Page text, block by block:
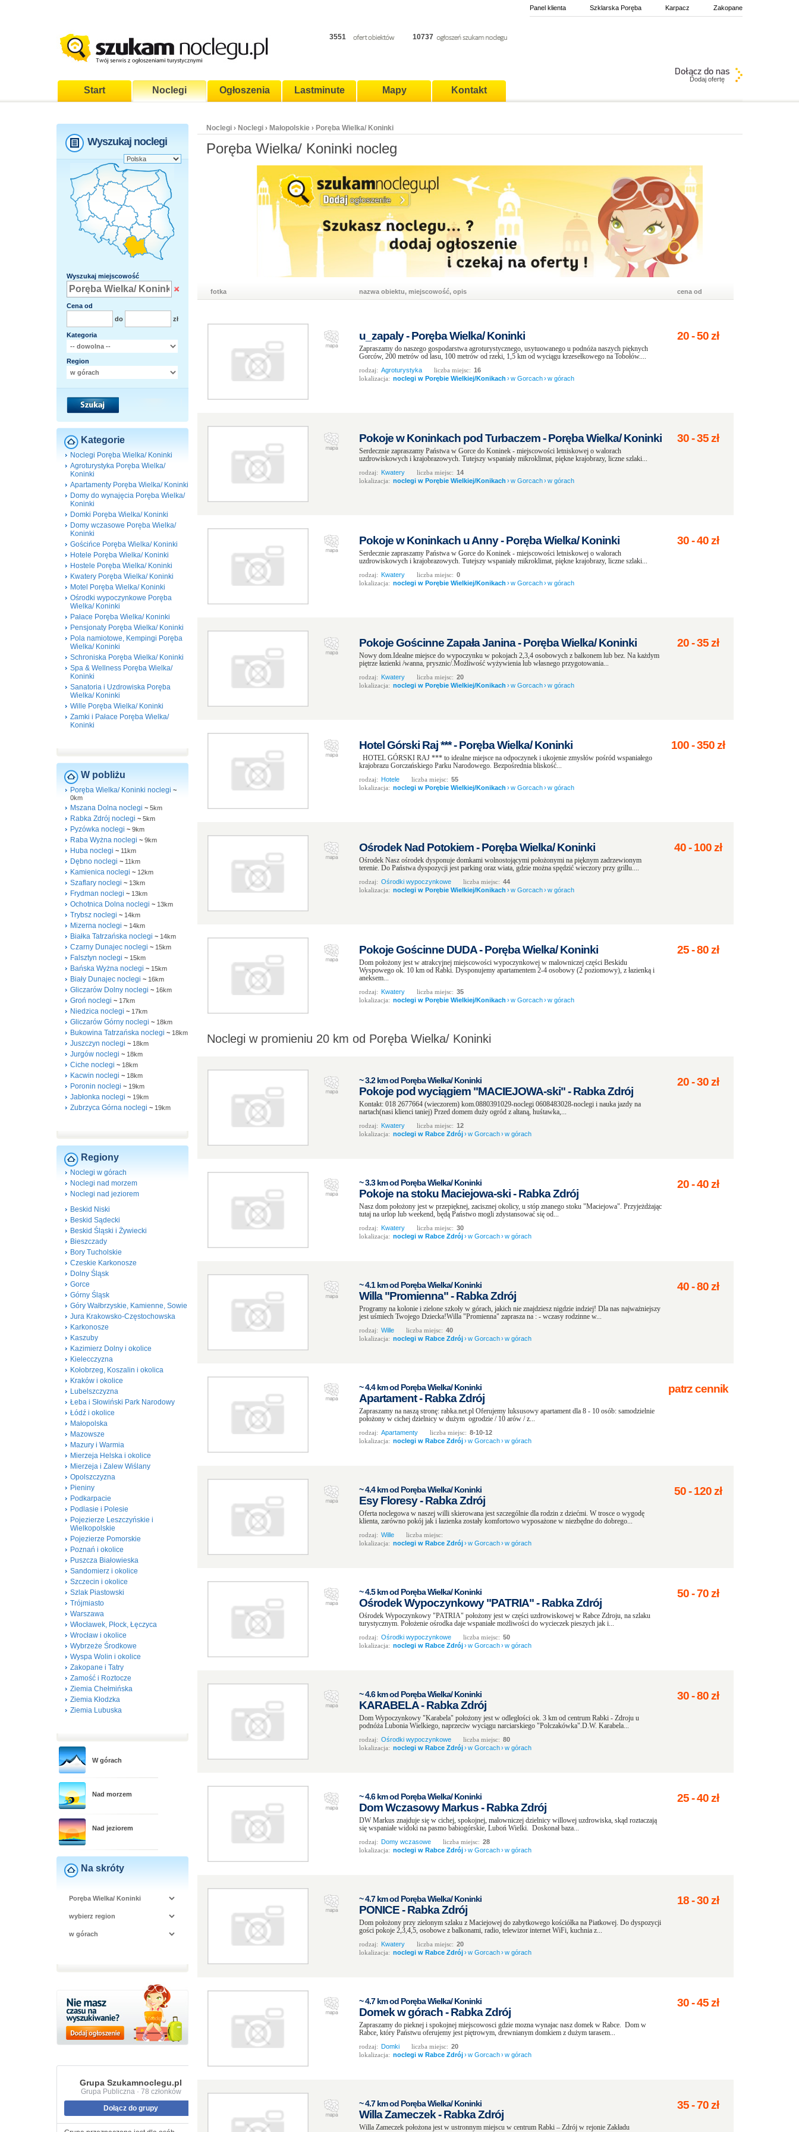
Panel klienta Szklarska Poręba Karpacz Zakopane
3551 10737
Start Noclegi Ogłoszenia Lastminute Mapy Kontakt
Dodaj ofertę
Wyszukaj noclegi
Wyszukaj miejscowość
Cena od
do
zł
Kategoria
Region
Kategorie
Noclegi Poręba Wielka/ Koninki
Agroturystyka Poręba Wielka/
Koninki
Apartamenty Poręba Wielka/ Koninki
Domy do wynajęcia Poręba Wielka/
Koninki
Domki Poręba Wielka/ Koninki
Domy wczasowe Poręba Wielka/
Koninki
Gościńce Poręba Wielka/ Koninki
Hotele Poręba Wielka/ Koninki
Hostele Poręba Wielka/ Koninki
Kwatery Poręba Wielka/ Koninki
Motel Poręba Wielka/ Koninki
Ośrodki wypoczynkowe Poręba
Wielka/ Koninki
Pałace Poręba Wielka/ Koninki
Pensjonaty Poręba Wielka/ Koninki
Pola namiotowe, Kempingi Poręba
Wielka/ Koninki
Schroniska Poręba Wielka/ Koninki
Spa & Wellness Poręba Wielka/
Koninki
Sanatoria i Uzdrowiska Poręba
Wielka/ Koninki
Wille Poręba Wielka/ Koninki
Zamki i Pałace Poręba Wielka/
Koninki
W pobliżu
Poręba Wielka/ Koninki noclegi ~
0km
Mszana Dolna noclegi ~ 5km
Rabka Zdrój noclegi ~ 5km
Pyzówka noclegi ~ 9km
Raba Wyżna noclegi ~ 9km
Huba noclegi ~ 11km
Dębno noclegi ~ 11km
Kamienica noclegi ~ 12km
Szaflary noclegi ~ 13km
Frydman noclegi ~ 13km
Ochotnica Dolna noclegi ~ 13km
Trybsz noclegi ~ 14km
Mizerna noclegi ~ 14km
Białka Tatrzańska noclegi ~ 14km
Czarny Dunajec noclegi ~ 15km
Falsztyn noclegi ~ 15km
Bańska Wyżna noclegi ~ 15km
Biały Dunajec noclegi ~ 16km
Gliczarów Dolny noclegi ~ 16km
Groń noclegi ~ 17km
Niedzica noclegi ~ 17km
Gliczarów Górny noclegi ~ 18km
Bukowina Tatrzańska noclegi ~ 18km
Juszczyn noclegi ~ 18km
Jurgów noclegi ~ 18km
Ciche noclegi ~ 18km
Kacwin noclegi ~ 18km
Poronin noclegi ~ 19km
Jabłonka noclegi ~ 19km
Zubrzyca Górna noclegi ~ 19km
Regiony
Noclegi w górach
Noclegi nad morzem
Noclegi nad jeziorem
Beskid Niski
Beskid Sądecki
Beskid Śląski i Żywiecki
Bieszczady
Bory Tucholskie
Czeskie Karkonosze
Dolny Śląsk
Gorce
Górny Śląsk
Góry Wałbrzyskie, Kamienne, Sowie
Jura Krakowsko-Częstochowska
Karkonosze
Kaszuby
Kazimierz Dolny i okolice
Kielecczyzna
Kołobrzeg, Koszalin i okolica
Kraków i okolice
Lubelszczyzna
Łeba i Słowiński Park Narodowy
Łódź i okolice
Małopolska
Mazowsze
Mazury i Warmia
Mierzeja Helska i okolice
Mierzeja i Zalew Wiślany
Opolszczyzna
Pieniny
Podkarpacie
Podlasie i Polesie
Pojezierze Leszczyńskie i
Wielkopolskie
Pojezierze Pomorskie
Poznań i okolice
Puszcza Białowieska
Sandomierz i okolice
Szczecin i okolice
Szlak Piastowski
Trójmiasto
Warszawa
Włocławek, Płock, Łęczyca
Wrocław i okolice
Wybrzeże Środkowe
Wyspa Wolin i okolice
Zakopane i Tatry
Zamość i Roztocze
Ziemia Chełmińska
Ziemia Kłodzka
Ziemia Lubuska
W górach
Nad morzem
Nad jeziorem
Na skróty
Grupa Szukamnoclegu.pl
Grupa Publiczna · 78 członków
Dołącz do grupy
Noclegi › Noclegi › Małopolskie › Poręba Wielka/ Koninki
Poręba Wielka/ Koninki nocleg
fotka nazwa obiektu, miejscowość, opis cena od
u_zapaly - Poręba Wielka/ Koninki
Zapraszamy do naszego gospodarstwa agroturystycznego, usytuowanego u podnóża naszych pięknych
Gorców, 200 metrów od lasu, 100 metrów od rzeki, 1,5 km od wyciągu krzesełkowego na Tobołów....
rodzaj: Agroturystyka liczba miejsc: 16
lokalizacja: noclegi w Porębie Wielkiej/Konikach ›w Gorcach›w górach
20-50zł
Pokoje w Koninkach pod Turbaczem - Poręba Wielka/ Koninki
Serdecznie zapraszamy Państwa w Gorce do Koninek - miejscowości letniskowej o walorach
uzdrowiskowych i krajobrazowych. Tutejszy wspaniały mikroklimat, piękne krajobrazy, liczne szlaki...
rodzaj: Kwatery liczba miejsc: 14
lokalizacja: noclegi w Porębie Wielkiej/Konikach ›w Gorcach›w górach
30-35zł
Pokoje w Koninkach u Anny - Poręba Wielka/ Koninki
Serdecznie zapraszamy Państwa w Gorce do Koninek - miejscowości letniskowej o walorach
uzdrowiskowych i krajobrazowych. Tutejszy wspaniały mikroklimat, piękne krajobrazy, liczne szlaki...
rodzaj: Kwatery liczba miejsc: 0
lokalizacja: noclegi w Porębie Wielkiej/Konikach ›w Gorcach›w górach
30-40zł
Pokoje Gościnne Zapała Janina - Poręba Wielka/ Koninki
Nowy dom.Idealne miejsce do wypoczynku w pokojach 2,3,4 osobowych z balkonem lub bez. Na każdym
piętrze łazienki /wanna, prysznic/.Możliwość wyżywienia lub własnego przygotowania...
rodzaj: Kwatery liczba miejsc: 20
lokalizacja: noclegi w Porębie Wielkiej/Konikach ›w Gorcach›w górach
20-35zł
Hotel Górski Raj *** - Poręba Wielka/ Koninki
HOTEL GÓRSKI RAJ *** to idealne miejsce na odpoczynek i ukojenie zmysłów pośród wspaniałego
krajobrazu Gorczańskiego Parku Narodowego. Bezpośrednia bliskość...
rodzaj: Hotele liczba miejsc: 55
lokalizacja: noclegi w Porębie Wielkiej/Konikach ›w Gorcach›w górach
100-350zł
Ośrodek Nad Potokiem - Poręba Wielka/ Koninki
Ośrodek Nasz ośrodek dysponuje domkami wolnostojącymi położonymi na pięknym zadrzewionym
terenie. Do Państwa dyspozycji jest parking oraz wiata, gdzie można spędzić wieczory przy grillu....
rodzaj: Ośrodki wypoczynkowe liczba miejsc: 44
lokalizacja: noclegi w Porębie Wielkiej/Konikach ›w Gorcach›w górach
40-100zł
Pokoje Gościnne DUDA - Poręba Wielka/ Koninki
Dom położony jest w atrakcyjnej miejscowości wypoczynkowej w malowniczej części Beskidu
Wyspowego ok. 10 km od Rabki. Dysponujemy apartamentem 2-4 osobowy (2 poziomowy), z łazienką i
aneksem...
rodzaj: Kwatery liczba miejsc: 35
lokalizacja: noclegi w Porębie Wielkiej/Konikach ›w Gorcach›w górach
25-80zł
Noclegi w promieniu 20 km od Poręba Wielka/ Koninki
~ 3.2 km od Poręba Wielka/ Koninki
Pokoje pod wyciągiem "MACIEJOWA-ski" - Rabka Zdrój
Kontakt: 018 2677664 (wieczorem) kom.0880391029-noclegi 0608483028-noclegi i nauka jazdy na
nartach(nasi klienci taniej) Przed domem duży ogród z altaną, huśtawka,...
rodzaj: Kwatery liczba miejsc: 12
lokalizacja: noclegi w Rabce Zdrój›w Gorcach›w górach
20-30zł
~ 3.3 km od Poręba Wielka/ Koninki
Pokoje na stoku Maciejowa-ski - Rabka Zdrój
Nasz dom położony jest w przepięknej, zacisznej okolicy, u stóp znanego stoku "Maciejowa". Przyjeżdżając
tutaj na urlop lub weekend, będą Państwo mogli zdystansować się od...
rodzaj: Kwatery liczba miejsc: 30
lokalizacja: noclegi w Rabce Zdrój›w Gorcach›w górach
20-40zł
~ 4.1 km od Poręba Wielka/ Koninki
Willa "Promienna" - Rabka Zdrój
Programy na kolonie i zielone szkoły w górach, jakich nie znajdziesz nigdzie indziej! Dla nas najważniejszy
jest uśmiech Twojego Dziecka!Willa "Promienna" zaprasza na : - wczasy rodzinne w...
rodzaj: Wille liczba miejsc: 40
lokalizacja: noclegi w Rabce Zdrój›w Gorcach›w górach
40-80zł
~ 4.4 km od Poręba Wielka/ Koninki
Apartament - Rabka Zdrój
Zapraszamy na naszą stronę: rabka.net.pl Oferujemy luksusowy apartament dla 8 - 10 osób: samodzielnie
położony w cichej dzielnicy w dużym ogrodzie / 10 arów / z...
rodzaj: Apartamenty liczba miejsc: 8-10-12
lokalizacja: noclegi w Rabce Zdrój›w Gorcach›w górach
patrz cennik
~ 4.4 km od Poręba Wielka/ Koninki
Esy Floresy - Rabka Zdrój
Oferta noclegowa w naszej willi skierowana jest szczególnie dla rodzin z dziećmi. W trosce o wygodę
klienta, zarówno pokój jak i łazienka zostały komfortowo wyposażone w niezbędne do dobrego...
rodzaj: Wille
liczba miejsc:
lokalizacja: noclegi w Rabce Zdrój›w Gorcach›w górach
50-120zł
~ 4.5 km od Poręba Wielka/ Koninki
Ośrodek Wypoczynkowy "PATRIA" - Rabka Zdrój
Ośrodek Wypoczynkowy "PATRIA" położony jest w części uzdrowiskowej w Rabce Zdroju, na szlaku
turystycznym. Położenie ośrodka daje wspaniałe możliwości do wycieczek pieszych jak i...
rodzaj: Ośrodki wypoczynkowe liczba miejsc: 50
lokalizacja: noclegi w Rabce Zdrój›w Gorcach›w górach
50-70zł
~ 4.6 km od Poręba Wielka/ Koninki
KARABELA - Rabka Zdrój
Dom Wypoczynkowy "Karabela" położony jest w odległości ok. 3 km od centrum Rabki - Zdroju u
podnóża Lubonia Wielkiego, naprzeciw wyciągu narciarskiego "Polczakówka".D.W. Karabela...
rodzaj: Ośrodki wypoczynkowe liczba miejsc: 80
lokalizacja: noclegi w Rabce Zdrój›w Gorcach›w górach
30-80zł
~ 4.6 km od Poręba Wielka/ Koninki
Dom Wczasowy Markus - Rabka Zdrój
DW Markus znajduje się w cichej, spokojnej, malowniczej dzielnicy willowej uzdrowiska, skąd roztaczają
się wspaniałe widoki na pasmo babiogórskie, Luboń Wielki. Doskonał baza...
rodzaj: Domy wczasowe liczba miejsc: 28
lokalizacja: noclegi w Rabce Zdrój›w Gorcach›w górach
25-40zł
~ 4.7 km od Poręba Wielka/ Koninki
PONICE - Rabka Zdrój
Dom położony przy zielonym szlaku z Maciejowej do zabytkowego kościółka na Piatkowej. Do dyspozycji
gości pokoje 2,3,4,5, osobowe z balkonami, radio, telewizor internet WiFi, kuchnia z...
rodzaj: Kwatery liczba miejsc: 20
lokalizacja: noclegi w Rabce Zdrój›w Gorcach›w górach
18-30zł
~ 4.7 km od Poręba Wielka/ Koninki
Domek w górach - Rabka Zdrój
Zapraszamy do pieknej i spokojnej miejscowosci gdzie mozna wynajac nasz domek w Rabce. Dom w
Rabce, który Państwu oferujemy jest piętrowym, drewnianym domkiem z dużym tarasem...
rodzaj: Domki liczba miejsc: 20
lokalizacja: noclegi w Rabce Zdrój›w Gorcach›w górach
30-45zł
~ 4.7 km od Poręba Wielka/ Koninki
Willa Zameczek - Rabka Zdrój
Willa Zameczek położona jest w ustronnym miejscu w centrum Rabki – Zdrój w rejonie Zakładu
35-70zł